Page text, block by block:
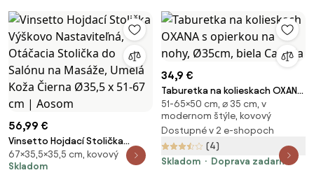
56,99 €
Vinsetto Hojdací Stolička
Výškovo Nastaviteľná,
Otáčacia Stolička do Salónu na
67×35,5×35,5 cm, kovový
Skladom
34,9 €
Taburetka na kolieskach OXANA
s opierkou na nohy, Ø35cm,
biela Casaria
51-65×50 cm, ⌀ 35 cm, v
modernom štýle, kovový
Dostupné v 2 e-shopoch
(4)
Skladom
Doprava zadarmo